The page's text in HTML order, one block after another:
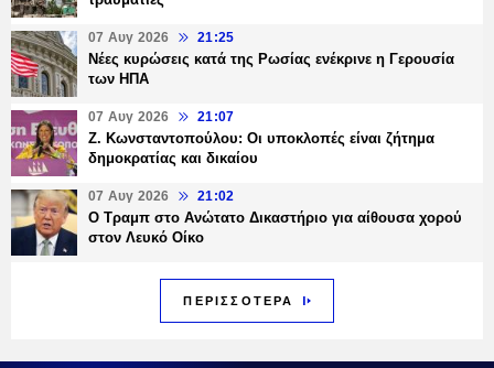
07 Αυγ 2026 21:25
Νέες κυρώσεις κατά της Ρωσίας ενέκρινε η Γερουσία
των ΗΠΑ
07 Αυγ 2026 21:07
Ζ. Κωνσταντοπούλου: Οι υποκλοπές είναι ζήτημα
δημοκρατίας και δικαίου
07 Αυγ 2026 21:02
Ο Τραμπ στο Ανώτατο Δικαστήριο για αίθουσα χορού
στον Λευκό Οίκο
ΠΕΡΙΣΣΟΤΕΡΑ